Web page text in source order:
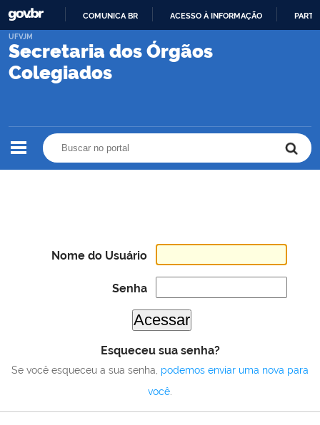
PARA
COMUNICA BR ACESSO À INFORMAÇÃO
Secretaria dos Órgãos
Colegiados
UFVJM
Nome do Usuário
Senha
Esqueceu sua senha?
Se você esqueceu a sua senha, podemos enviar uma nova para
você